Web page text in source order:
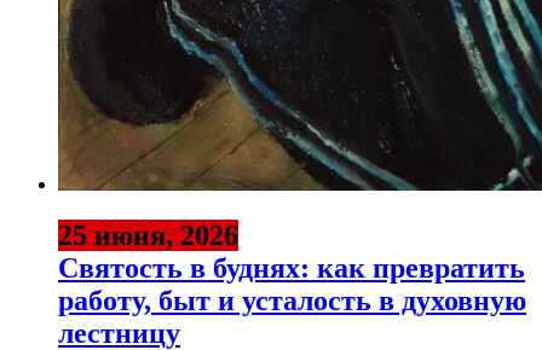
25 июня, 2026
Святость в буднях: как превратить
работу, быт и усталость в духовную
лестницу